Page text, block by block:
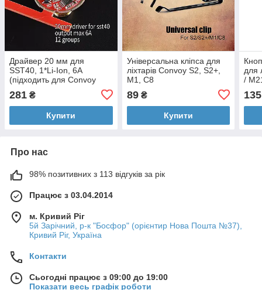
Драйвер 20 мм для
SST40, 1*Li-Ion, 6A
(підходить для Convoy
281 ₴
Купити
Універсальна кліпса для
ліхтарів Convoy S2, S2+,
M1, C8
89₴
Купити
для
/
135
Про нас
98% позитивних з 113 відгуків за рік
Працює з 03.04.2014
м. Кривий Ріг
5й Зарічний, р-к "Босфор" (орієнтир Нова Пошта №37),
Кривий Ріг, Україна
Контакти
Сьогодні працює з 09:00 до 19:00
Показати весь графік роботи